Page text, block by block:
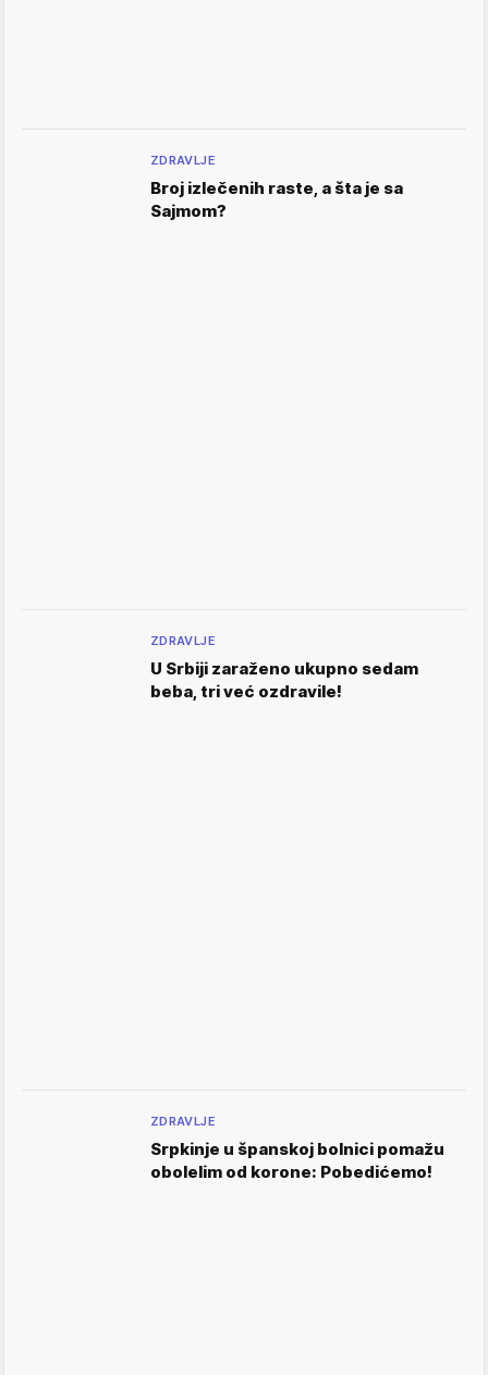
ZDRAVLJE
Broj izlečenih raste, a šta je sa
Sajmom?
ZDRAVLJE
U Srbiji zaraženo ukupno sedam
beba, tri već ozdravile!
ZDRAVLJE
Srpkinje u španskoj bolnici pomažu
obolelim od korone: Pobedićemo!